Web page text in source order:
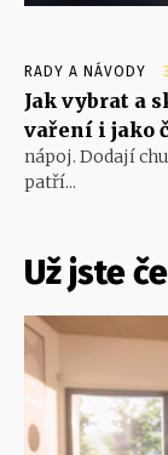
RADY A NÁVODY
Jak vybrat a
vaření i jako
nápoj. Dodají
patří...
Už jste